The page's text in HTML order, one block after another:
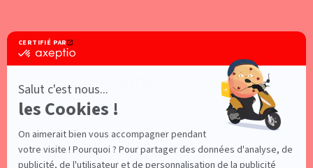
PANIER VIDE
×
Vous n'avez pas de pré-réservation en cours,
vous pouvez pré-réserver votre véhicule en